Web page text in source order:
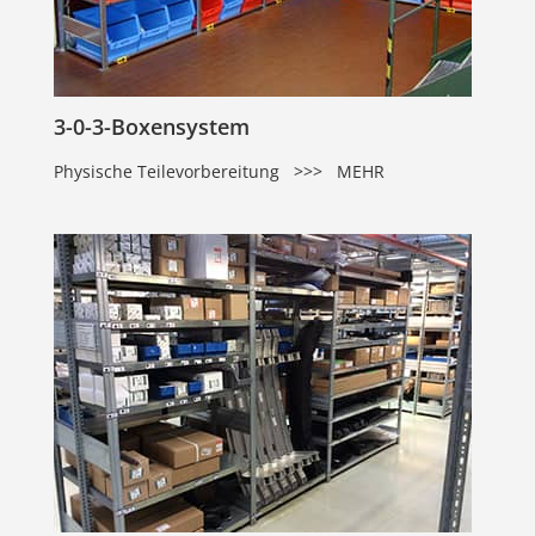
3-0-3-Boxensystem
Physische Teilevorbereitung >>> MEHR